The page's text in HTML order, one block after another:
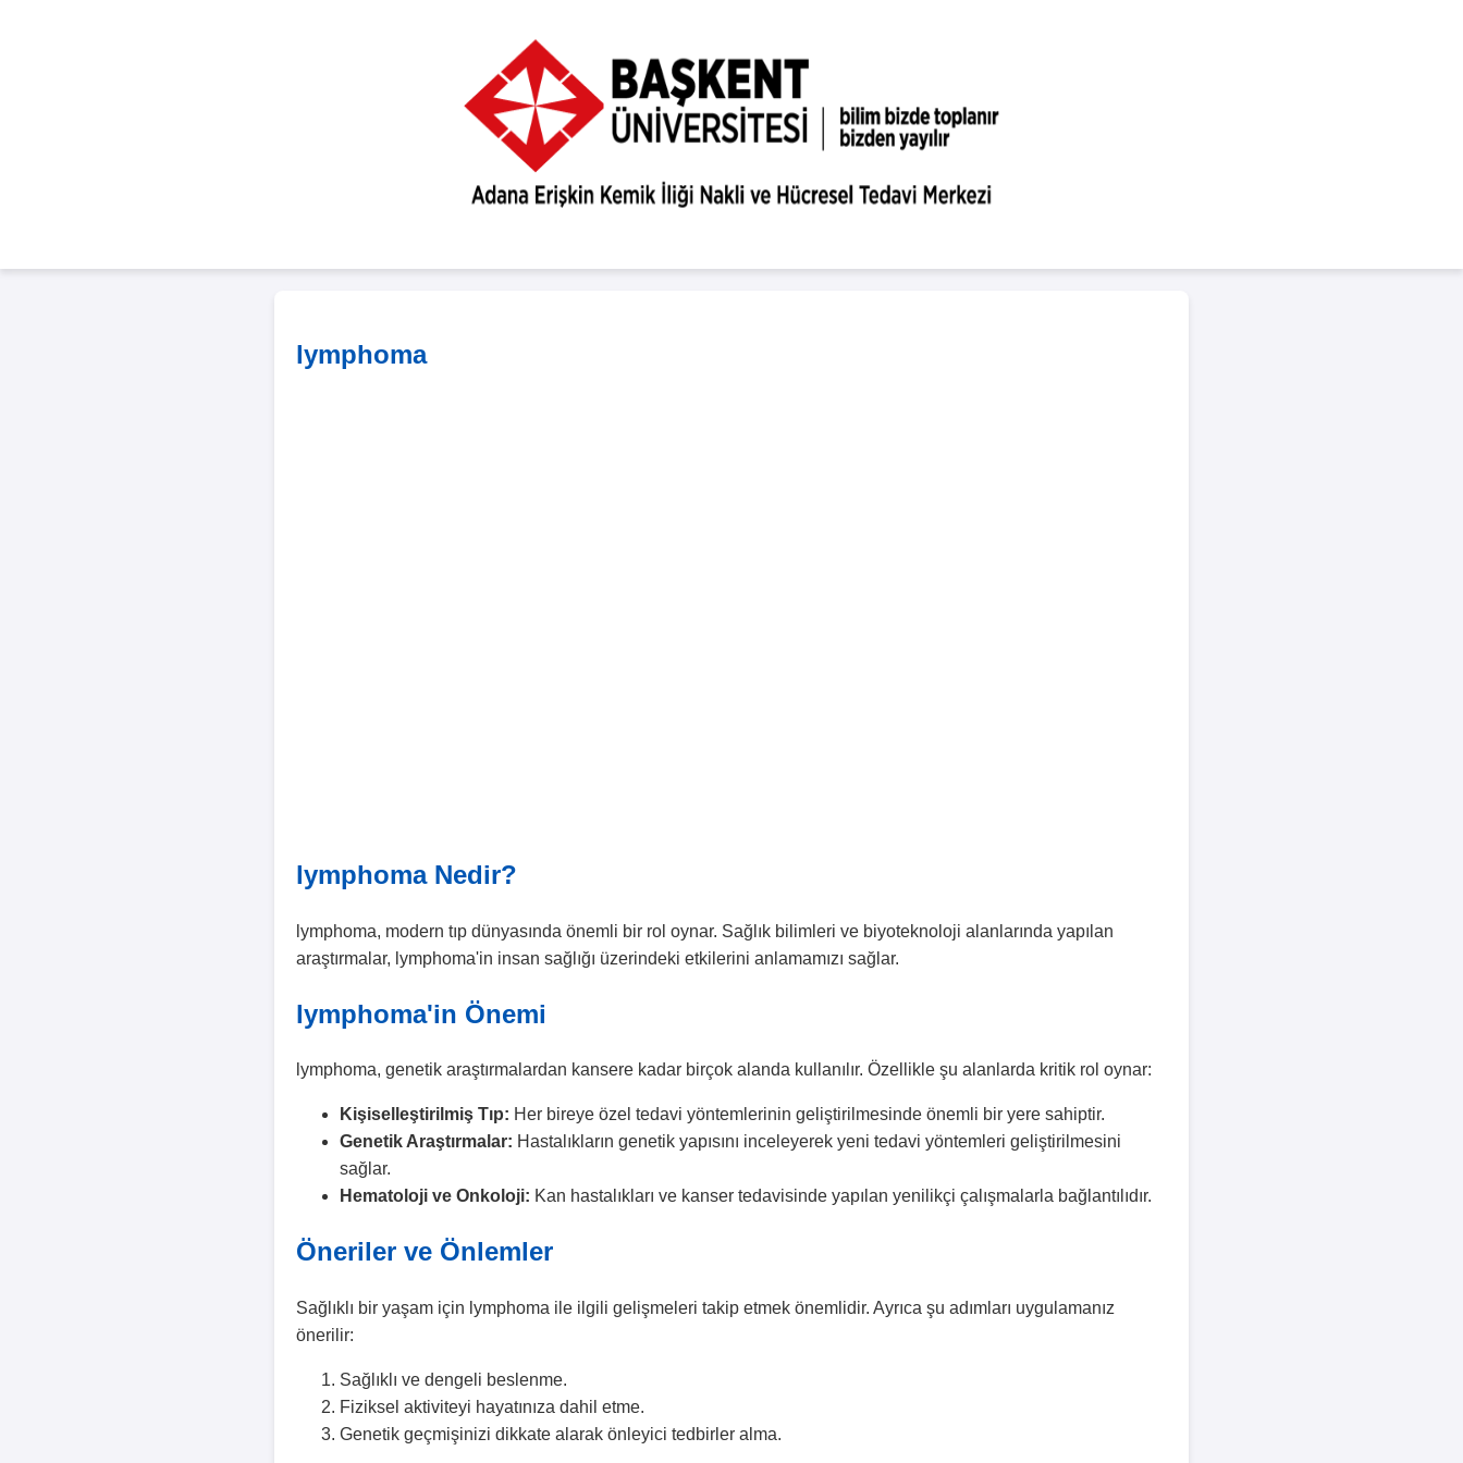
lymphoma
lymphoma Nedir?
lymphoma, modern tıp dünyasında önemli bir rol oynar. Sağlık bilimleri ve biyoteknoloji alanlarında yapılan
araştırmalar, lymphoma'in insan sağlığı üzerindeki etkilerini anlamamızı sağlar.
lymphoma'in Önemi
lymphoma, genetik araştırmalardan kansere kadar birçok alanda kullanılır. Özellikle şu alanlarda kritik rol oynar:
Kişiselleştirilmiş Tıp: Her bireye özel tedavi yöntemlerinin geliştirilmesinde önemli bir yere sahiptir.
Genetik Araştırmalar: Hastalıkların genetik yapısını inceleyerek yeni tedavi yöntemleri geliştirilmesini
sağlar.
Hematoloji ve Onkoloji: Kan hastalıkları ve kanser tedavisinde yapılan yenilikçi çalışmalarla bağlantılıdır.
Öneriler ve Önlemler
Sağlıklı bir yaşam için lymphoma ile ilgili gelişmeleri takip etmek önemlidir. Ayrıca şu adımları uygulamanız
önerilir:
Sağlıklı ve dengeli beslenme.
Fiziksel aktiviteyi hayatınıza dahil etme.
Genetik geçmişinizi dikkate alarak önleyici tedbirler alma.